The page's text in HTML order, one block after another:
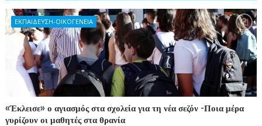
ΕΚΠΑΙΔΕΥΣΗ-ΟΙΚΟΓΕΝΕΙΑ
«Έκλεισε» ο αγιασμός στα σχολεία για τη νέα σεζόν -Ποια μέρα
γυρίζουν οι μαθητές στα θρανία